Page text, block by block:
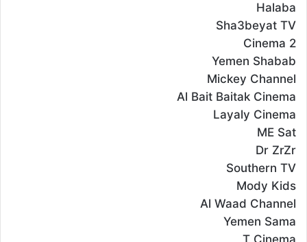
Halaba
Sha3beyat TV
Cinema 2
Yemen Shabab
Mickey Channel
Al Bait Baitak Cinema
Layaly Cinema
ME Sat
Dr ZrZr
Southern TV
Mody Kids
Al Waad Channel
Yemen Sama